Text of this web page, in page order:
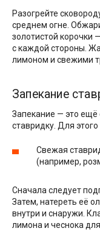
Разогрейте
среднем огне.
золотистой корочки
с каждой стороны.
лимоном и свежими
Запекание
Запекание — это ещё
ставридку. Для этого
Свежая
(например,
Сначала следует
Затем, натереть её
внутри и снаружи.
лимона и чеснока